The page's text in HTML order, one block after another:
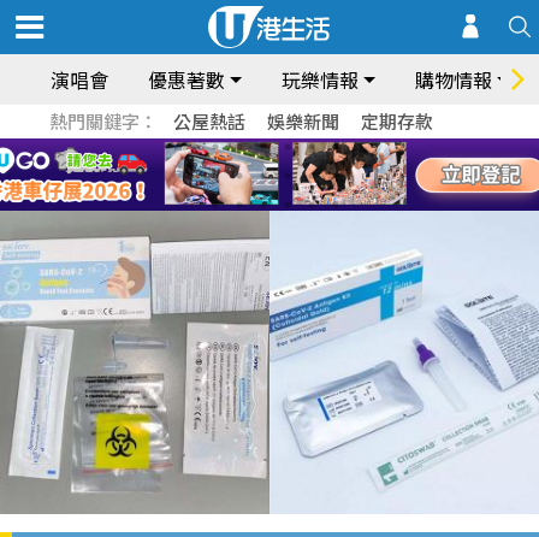
演唱會 優惠著數 玩樂情報 購物情報
熱門關鍵字： 公屋熱話 娛樂新聞 定期存款